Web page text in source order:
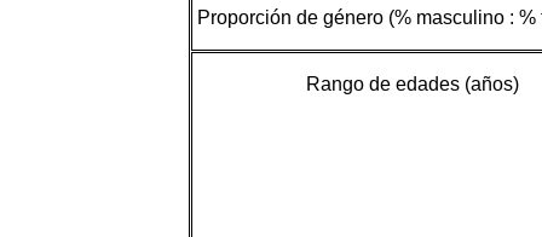
Proporción de género (% masculino : %
Rango de edades (años)